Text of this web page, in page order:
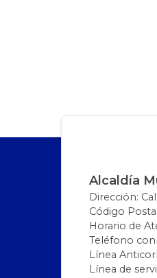
Alcaldía
Dirección:
Código
Horario de
Teléfono
Línea
Línea de